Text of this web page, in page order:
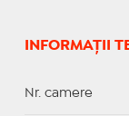
INFORMAȚII
Nr. camere